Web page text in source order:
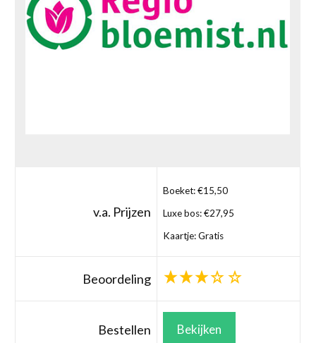
v.a. Prijzen
Boeket: €15,50
Luxe bos: €27,95
Kaartje: Gratis
Beoordeling
Bestellen Bekijken